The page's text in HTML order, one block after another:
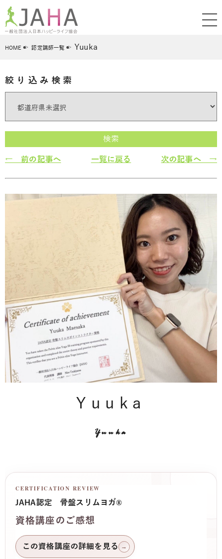
HOME 認定講師一覧 Yuuka
絞り込み検索
検索
← 前の記事へ 一覧に戻る 次の記事へ →
Yuuka
Yuuka
CERTIFICATION REVIEW
JAHA認定 骨盤スリムヨガ®
資格講座のご感想
この資格講座の詳細を見る →